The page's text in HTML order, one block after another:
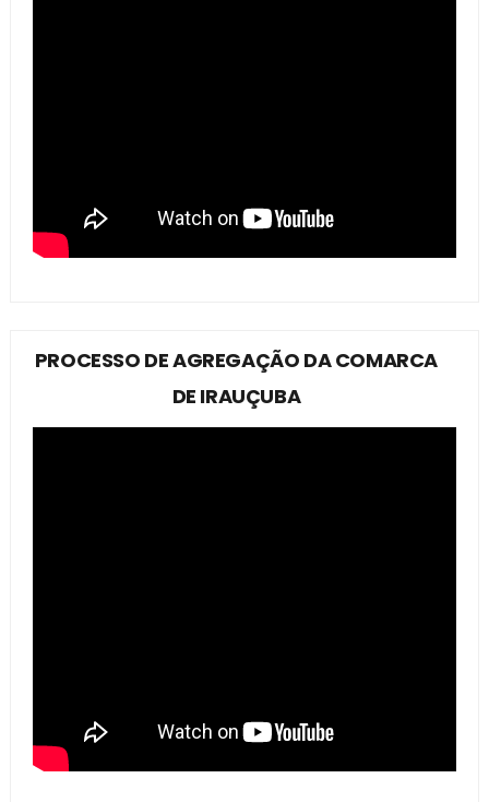
PROCESSO DE AGREGAÇÃO DA COMARCA
DE IRAUÇUBA